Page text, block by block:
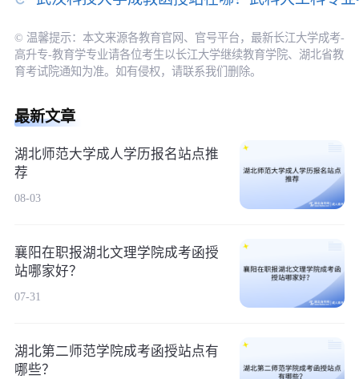
© 温馨提示：本文来源各教育官网、官号平台，最新长江大学成考-
高升专-教育学专业请各位考生以长江大学继续教育学院、湖北省教
育考试院通知为准。如有侵权，请联系我们删除。
最新文章
湖北师范大学成人学历报名站点推
荐
08-03
襄阳在职报湖北文理学院成考函授
站哪家好？
07-31
湖北第二师范学院成考函授站点有
哪些？